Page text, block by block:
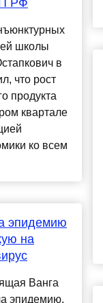
РФ
школы
в
что рост
продукта
квартале
ко всем
эпидемию
на
Ванга
эпидемию,